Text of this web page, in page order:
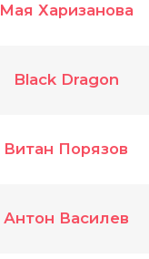
Мая Харизанова
Black Dragon
Витан Порязов
Антон Василев